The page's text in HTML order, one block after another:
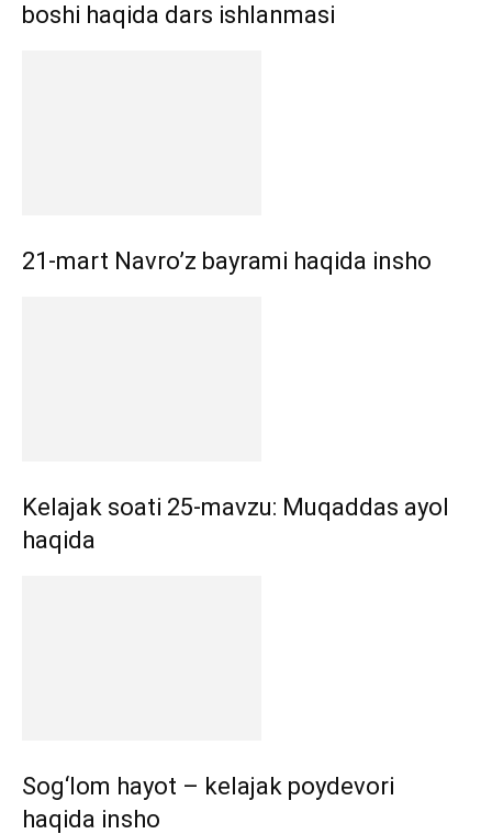
boshi haqida dars ishlanmasi
21-mart Navro’z bayrami haqida insho
Kelajak soati 25-mavzu: Muqaddas ayol
haqida
Sog‘lom hayot – kelajak poydevori
haqida insho